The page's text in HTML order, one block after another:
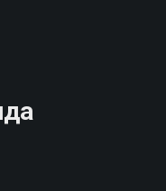
Пазл вы